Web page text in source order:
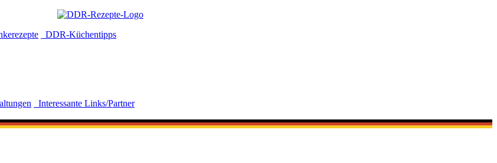
DDR-Küchentipps
Interessante Links/Partner